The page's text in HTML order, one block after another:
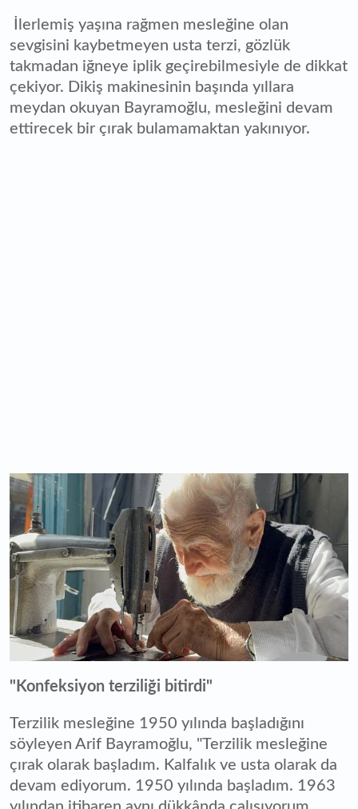
İlerlemiş yaşına rağmen mesleğine olan
sevgisini kaybetmeyen usta terzi, gözlük
takmadan iğneye iplik geçirebilmesiyle de dikkat
çekiyor. Dikiş makinesinin başında yıllara
meydan okuyan Bayramoğlu, mesleğini devam
ettirecek bir çırak bulamamaktan yakınıyor.
"Konfeksiyon terziliği bitirdi"
Terzilik mesleğine 1950 yılında başladığını
söyleyen Arif Bayramoğlu, "Terzilik mesleğine
çırak olarak başladım. Kalfalık ve usta olarak da
devam ediyorum. 1950 yılında başladım. 1963